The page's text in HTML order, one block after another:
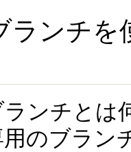
ランチ
ランチと
用のブラ